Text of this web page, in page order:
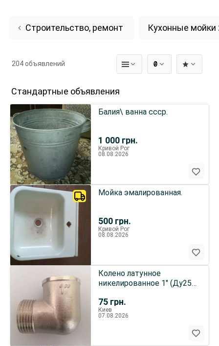
Строительство, ремонт Кухонные мойки
₴
204 объявлений
Стандартные объявления
1 000 грн.
Балия\ ванна ссср.
Кривой Рог
08.08.2026
500 грн.
Мойка эмалированная.
Кривой Рог
08.08.2026
75 грн.
Колено латунное
никелированное 1" (Ду25)
Киев
07.08.2026